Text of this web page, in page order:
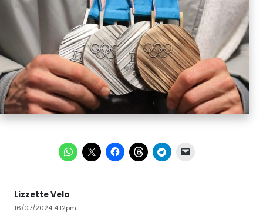
Lizzette Vela
16/07/2024 4:12pm